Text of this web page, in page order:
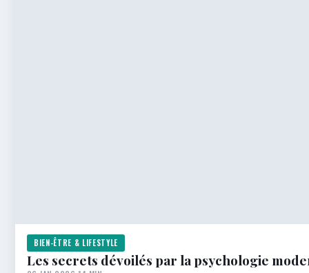
BIEN-ÊTRE & LIFESTYLE
Les secrets dévoilés par la psychologie